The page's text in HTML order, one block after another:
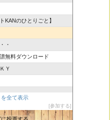
KANのひとりごと】
・
無料ダウンロード
Ｙ
全て表示
参加する